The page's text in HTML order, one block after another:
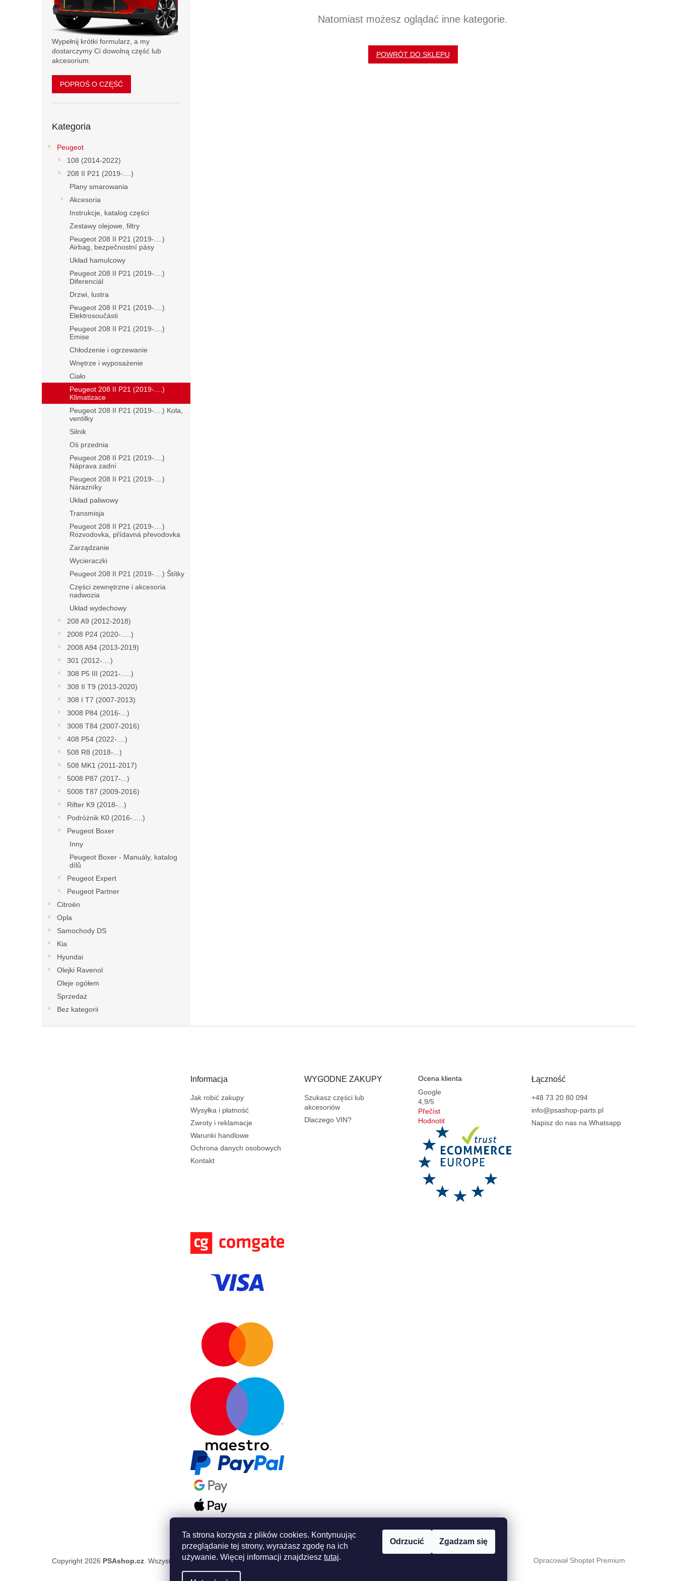
Ta strona korzysta z plików cookies. Kontynuując
przeglądanie tej strony, wyrażasz zgodę na ich
używanie. Więcej informacji znajdziesz tutaj.
Odrzucić Zgadzam się
Wypełnij krótki formularz, a my
dostarczymy Ci dowolną część lub
akcesorium.
POPROŚ O CZĘŚĆ
kategorie
Kategoria
Peugeot
108 (2014-2022)
208 II P21 (2019-....)
Plany smarowania
Akcesoria
Instrukcje, katalog części
Zestawy olejowe, filtry
Peugeot 208 II P21 (2019-....)
Airbag, bezpečnostní pásy
Układ hamulcowy
Peugeot 208 II P21 (2019-....)
Diferenciál
Drzwi, lustra
Peugeot 208 II P21 (2019-....)
Elektrosoučásti
Peugeot 208 II P21 (2019-....)
Emise
Chłodzenie i ogrzewanie
Wnętrze i wyposażenie
Ciało
Peugeot 208 II P21 (2019-....)
Klimatizace
Peugeot 208 II P21 (2019-....) Kola,
ventilky
Silnik
Oś przednia
Peugeot 208 II P21 (2019-....)
Náprava zadní
Peugeot 208 II P21 (2019-....)
Nárazníky
Układ paliwowy
Transmisja
Peugeot 208 II P21 (2019-....)
Rozvodovka, přídavná převodovka
Zarządzanie
Wycieraczki
Peugeot 208 II P21 (2019-....) Štítky
Części zewnętrzne i akcesoria
nadwozia
Układ wydechowy
208 A9 (2012-2018)
2008 P24 (2020-.....)
2008 A94 (2013-2019)
301 (2012-....)
308 P5 III (2021-.....)
308 II T9 (2013-2020)
308 I T7 (2007-2013)
3008 P84 (2016-...)
3008 T84 (2007-2016)
408 P54 (2022-....)
508 R8 (2018-...)
508 MK1 (2011-2017)
5008 P87 (2017-...)
5008 T87 (2009-2016)
Rifter K9 (2018-...)
Podróżnik K0 (2016-.....)
Peugeot Boxer
Inny
Peugeot Boxer - Manuály, katalog
dílů
Peugeot Expert
Peugeot Partner
Citroën
Opla
Samochody DS
Kia
Hyundai
Olejki Ravenol
Oleje ogółem
Sprzedaż
Bez kategorii
Natomiast możesz oglądać inne kategorie.
POWRÓT DO SKLEPU
Informacja
Jak robić zakupy
Wysyłka i płatność
Zwroty i reklamacje
Warunki handlowe
Ochrona danych osobowych
Kontakt
WYGODNE ZAKUPY
Szukasz części lub
akcesoriów
Dlaczego VIN?
Ocena klienta
Google
4,9/5
Přečíst
Hodnotit
Łączność
+48 73 20 80 094
info@psashop-parts.pl
Napisz do nas na Whatsapp
Opracował Shoptet Premium
Copyright 2026 PSAshop.cz . Wszystkie prawa zastrzeżone.